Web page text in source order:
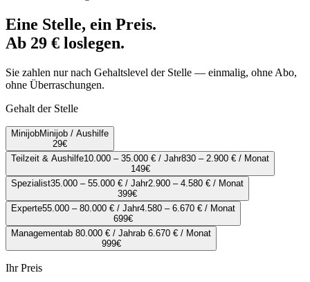
Eine Stelle, ein Preis.
Ab 29 € loslegen.
Sie zahlen nur nach Gehaltslevel der Stelle — einmalig, ohne Abo,
ohne Überraschungen.
Gehalt der Stelle
MinijobMinijob / Aushilfe
29€
Teilzeit & Aushilfe10.000 – 35.000 € / Jahr830 – 2.900 € / Monat
149€
Spezialist35.000 – 55.000 € / Jahr2.900 – 4.580 € / Monat
399€
Experte55.000 – 80.000 € / Jahr4.580 – 6.670 € / Monat
699€
Managementab 80.000 € / Jahrab 6.670 € / Monat
999€
Ihr Preis